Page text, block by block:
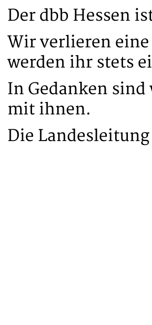
Der dbb Hessen
Wir verlieren
werden ihr stets
In Gedanken
mit ihnen.
Die Landesleitung